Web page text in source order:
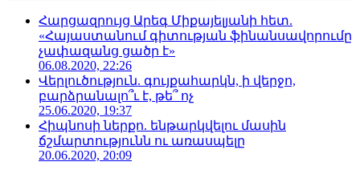
Հարցազրույց Արեգ Միքայելյանի հետ.
«Հայաստանում գիտության ֆինանսավորումը
չափազանց ցածր է»
06.08.2020, 22:26
Վերլուծություն. գույքահարկն, ի վերջո,
բարձրանալո՞ւ է, թե՞ ոչ
25.06.2020, 19:37
Հիպնոսի ներքո. ենթարկվելու մասին
ճշմարտությունն ու առասպելը
20.06.2020, 20:09